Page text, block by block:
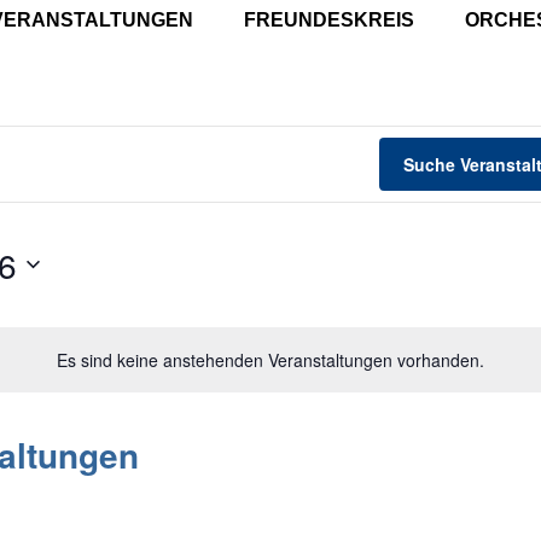
FREUNDESKREIS
Es sind keine anstehenden Veranstaltungen vorhanden.
Suche